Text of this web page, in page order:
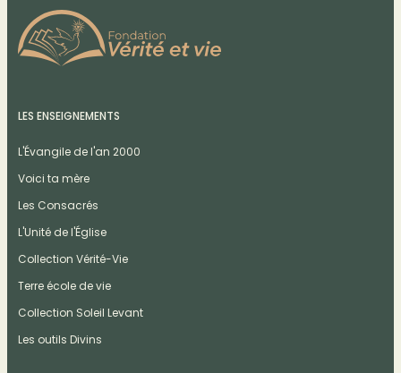
LES ENSEIGNEMENTS
L'Évangile de l'an 2000
Voici ta mère
Les Consacrés
L'Unité de l'Église
Collection Vérité-Vie
Terre école de vie
Collection Soleil Levant
Les outils Divins